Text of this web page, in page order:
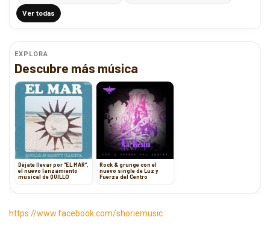
Ver todas
EXPLORA
Descubre más música
Déjate llevar por “EL MAR”,
el nuevo lanzamiento
musical de QUILLO
Rock & grunge con el
nuevo single de Luz y
Fuerza del Centro
https://www.facebook.com/shoriemusic